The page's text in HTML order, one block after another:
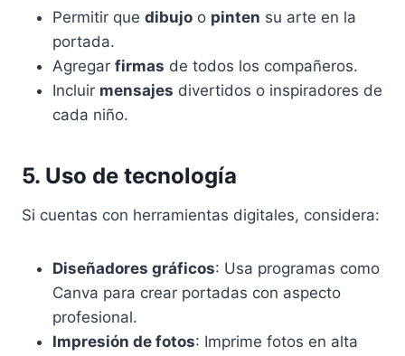
Permitir que dibujo o pinten su arte en la
portada.
Agregar firmas de todos los compañeros.
Incluir mensajes divertidos o inspiradores de
cada niño.
5. Uso de tecnología
Si cuentas con herramientas digitales, considera:
Diseñadores gráficos: Usa programas como
Canva para crear portadas con aspecto
profesional.
Impresión de fotos: Imprime fotos en alta